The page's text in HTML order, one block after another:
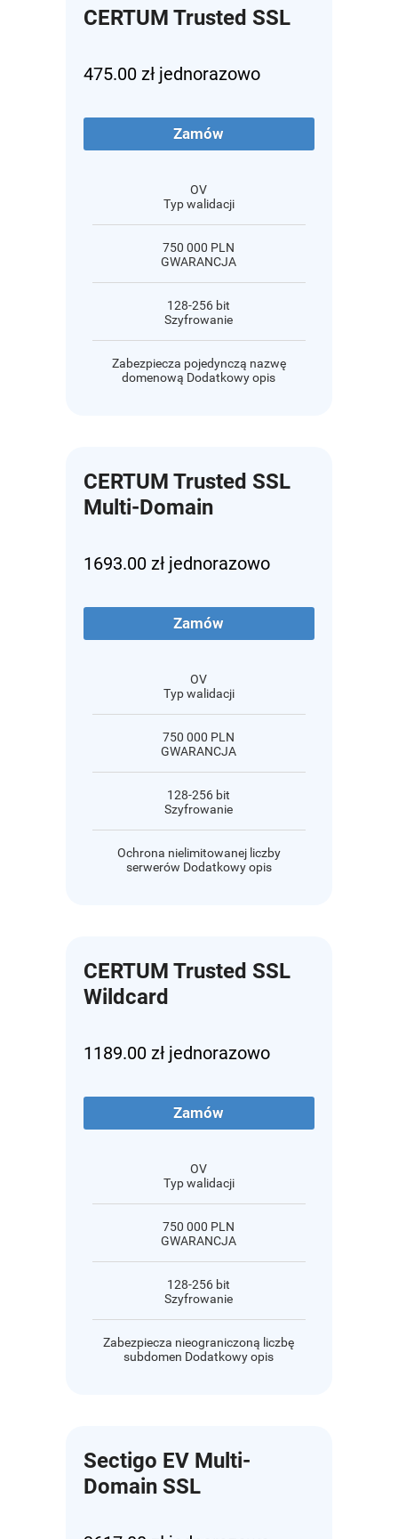
CERTUM Trusted SSL
475.00 zł jednorazowo
Zamów
OV
Typ walidacji
750 000 PLN
GWARANCJA
128-256 bit
Szyfrowanie
Zabezpiecza pojedynczą nazwę
domenową Dodatkowy opis
CERTUM Trusted SSL
Multi-Domain
1693.00 zł jednorazowo
Zamów
OV
Typ walidacji
750 000 PLN
GWARANCJA
128-256 bit
Szyfrowanie
Ochrona nielimitowanej liczby
serwerów Dodatkowy opis
CERTUM Trusted SSL
Wildcard
1189.00 zł jednorazowo
Zamów
OV
Typ walidacji
750 000 PLN
GWARANCJA
128-256 bit
Szyfrowanie
Zabezpiecza nieograniczoną liczbę
subdomen Dodatkowy opis
Sectigo EV Multi-
Domain SSL